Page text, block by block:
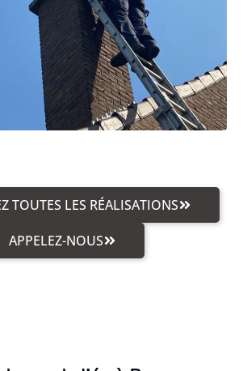
TOUTES LES RÉALISATIONS
APPELEZ-NOUS